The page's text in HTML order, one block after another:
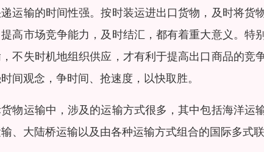
运输的时间性强。按时装运进出口货物，及时将
高市场竞争能力，及时结汇，都有着重大意义。
不失时机地组织供应，才有利于提高出口商品的
间观念，争时间、抢速度，以快取胜。
物运输中，涉及的运输方式很多，其中包括海洋
、大陆桥运输以及由各种运输方式组合的国际多式联